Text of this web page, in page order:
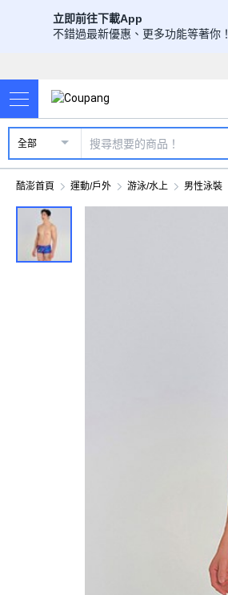
立即前往下載App
不錯過最新優惠、更多功能等著你！
全部
酷澎首頁 運動/戶外 游泳/水上 男性泳裝